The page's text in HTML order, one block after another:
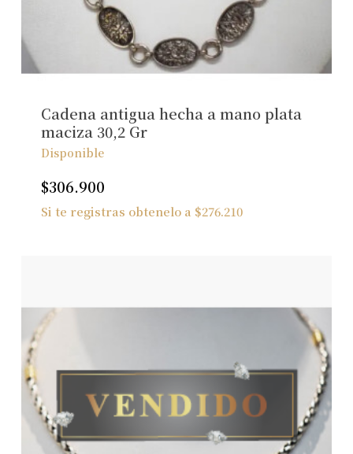
Cadena antigua hecha a mano plata
maciza 30,2 Gr
Disponible
$306.900
Si te registras obtenelo a $276.210